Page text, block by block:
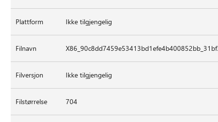
Plattform Ikke tilgjengelig
Filnavn
Filversjon Ikke tilgjengelig
Filstørrelse 704